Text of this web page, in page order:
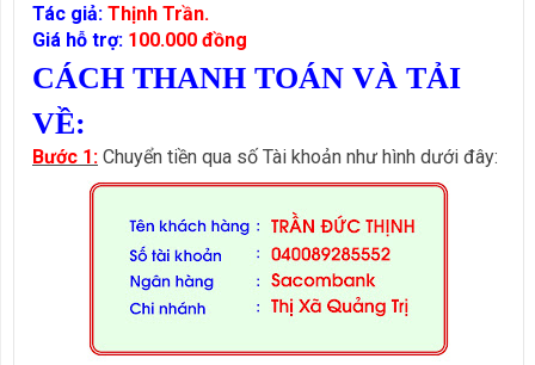
Tác giả: Thịnh Trần.
Giá hỗ trợ: 100.000 đồng
CÁCH THANH TOÁN VÀ TẢI
VỀ:
Bước 1: Chuyển tiền qua số Tài khoản như hình dưới đây: